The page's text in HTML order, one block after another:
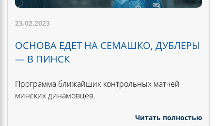
23.02.2023
ОСНОВА ЕДЕТ НА СЕМАШКО, ДУБЛЕРЫ
— В ПИНСК
Программа ближайших контрольных матчей
минских динамовцев.
Читать полностью